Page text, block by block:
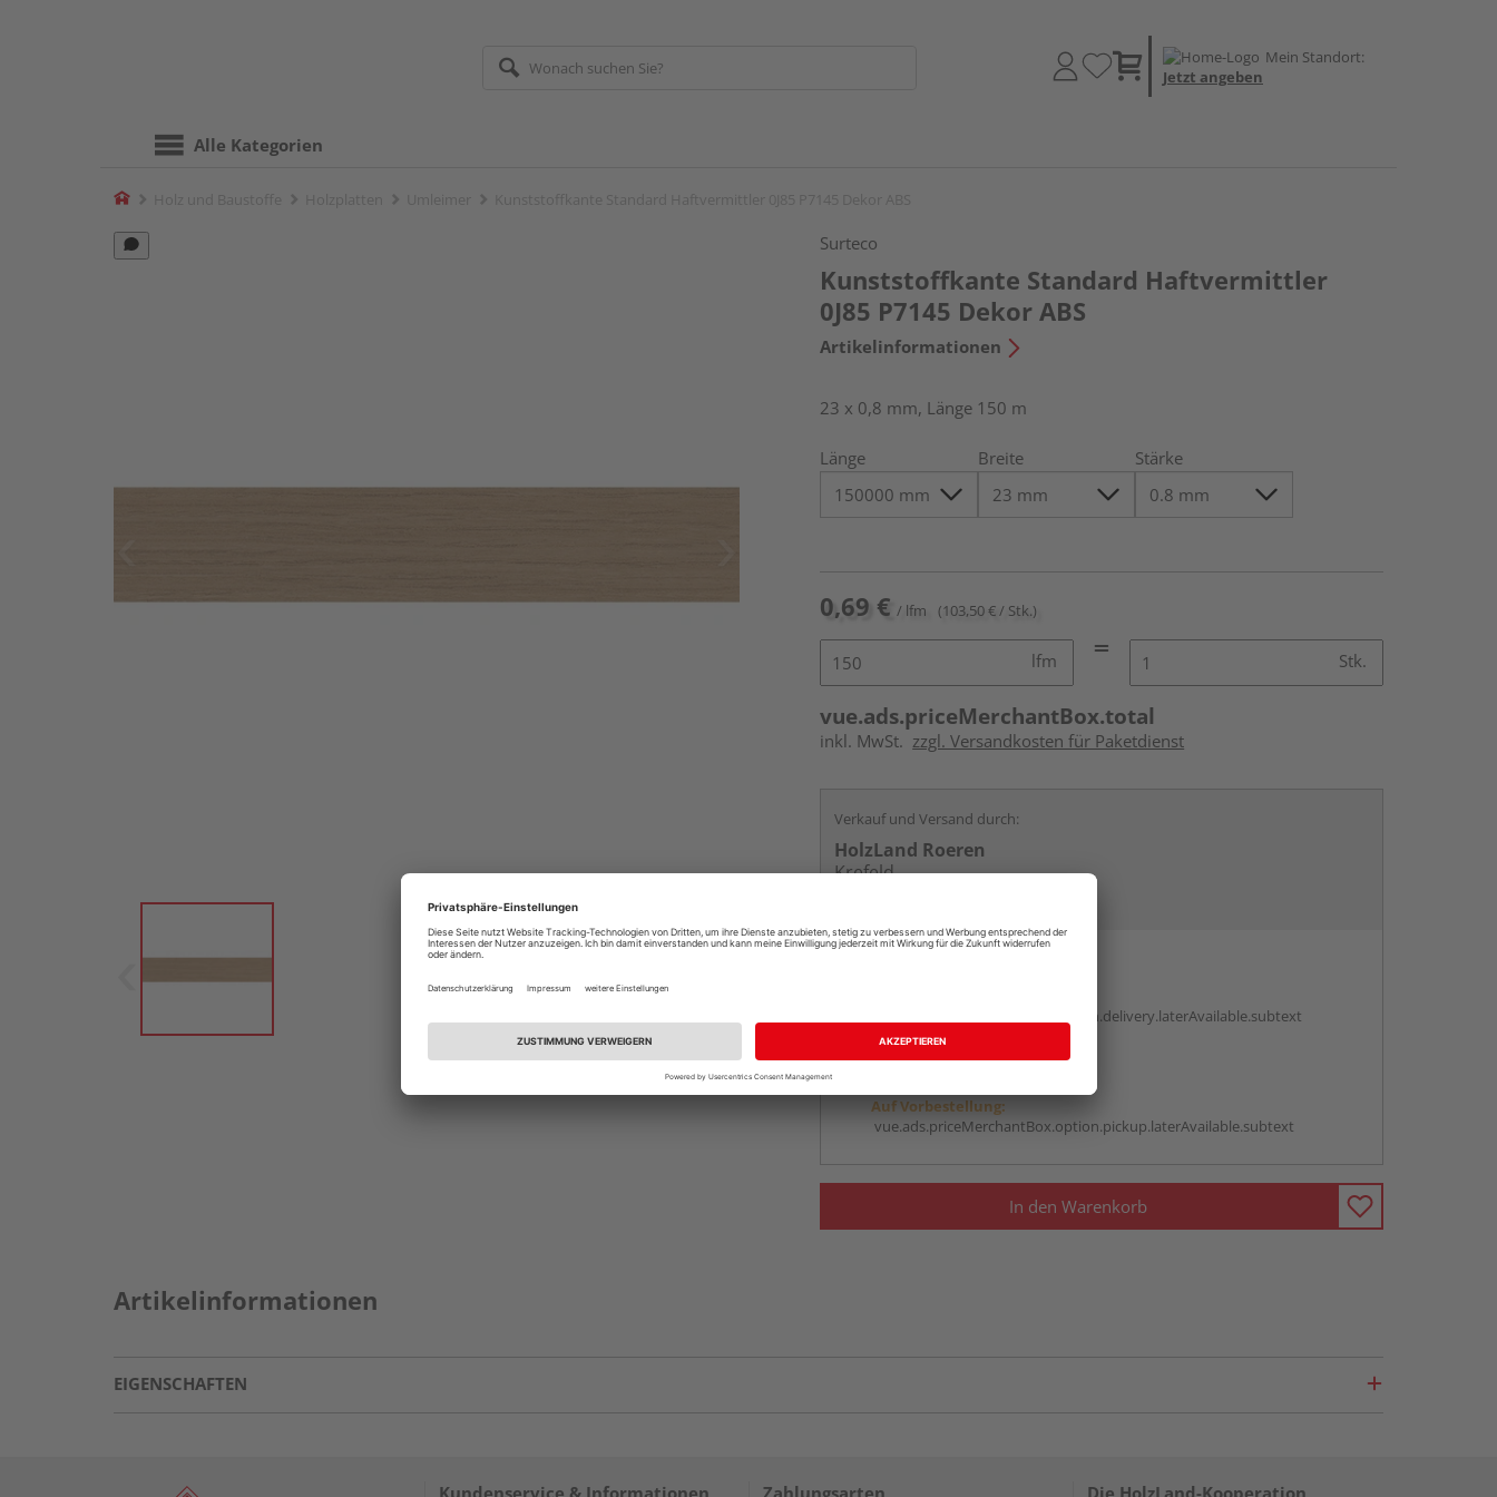
Mein Standort:
Jetzt angeben
Alle Kategorien
Home
Surteco
Kunststoffkante Standard Haftvermittler
0J85 P7145 Dekor ABS
Artikelinformationen
23 x 0,8 mm, Länge 150 m
Länge Breite Stärke
0,69 € / lfm (103,50 € / Stk.)
lfm Stk.
vue.ads.priceMerchantBox.total
inkl. MwSt. zzgl. Versandkosten für Paketdienst
Verkauf und Versand durch:
HolzLand Roeren
Krefeld
vue.ads.priceMerchantBox.option.delivery.laterAvailable.subtext
Auf Vorbestellung:
vue.ads.priceMerchantBox.option.pickup.laterAvailable.subtext
In den Warenkorb
Artikelinformationen
EIGENSCHAFTEN
Kundenservice & Informationen Zahlungsarten Die HolzLand-Kooperation